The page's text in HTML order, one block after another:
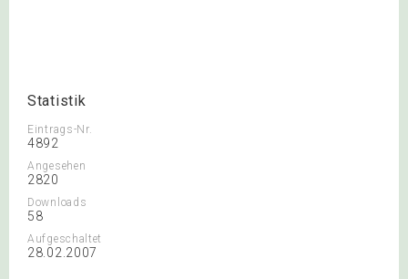
Statistik
Eintrags-Nr.
4892
Angesehen
2820
Downloads
58
Aufgeschaltet
28.02.2007